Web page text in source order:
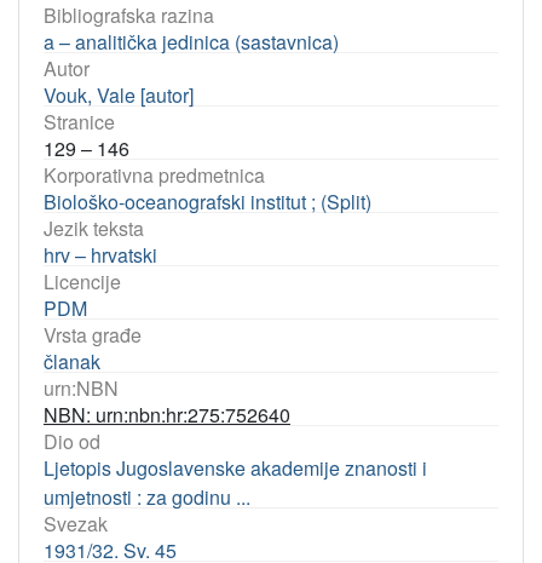
Bibliografska razina
a – analitička jedinica (sastavnica)
Autor
Vouk, Vale [autor]
Stranice
129 – 146
Korporativna predmetnica
Biološko-oceanografski institut ; (Split)
Jezik teksta
hrv – hrvatski
Licencije
PDM
Vrsta građe
članak
urn:NBN
NBN: urn:nbn:hr:275:752640
Dio od
Ljetopis Jugoslavenske akademije znanosti i
umjetnosti : za godinu ...
Svezak
1931/32. Sv. 45